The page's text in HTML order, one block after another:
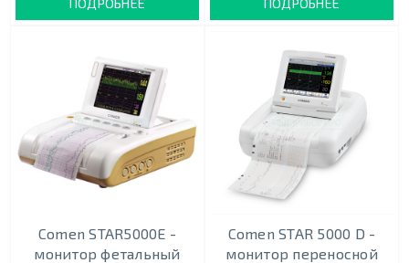
Comen STAR5000Е -
монитор фетальный
Comen STAR 5000 D -
монитор переносной